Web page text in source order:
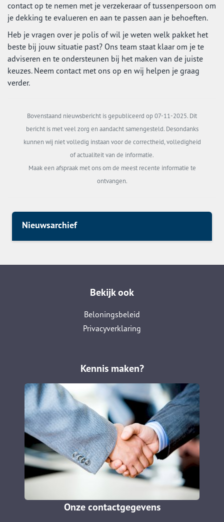
contact op te nemen met je verzekeraar of tussenpersoon om
je dekking te evalueren en aan te passen aan je behoeften.
Heb je vragen over je polis of wil je weten welk pakket het
beste bij jouw situatie past? Ons team staat klaar om je te
adviseren en te ondersteunen bij het maken van de juiste
keuzes. Neem contact met ons op en wij helpen je graag
verder.
Bovenstaand nieuwsbericht is gepubliceerd op 07-11-2025. Dit
bericht is met veel zorg en aandacht samengesteld. Desondanks
kunnen wij niet volledig instaan voor de correctheid, volledigheid
of actualiteit van de informatie.
Maak een afspraak met ons om de meest recente informatie te
ontvangen.
Nieuwsarchief
Bekijk ook
Beloningsbeleid
Privacyverklaring
Kennis maken?
Onze contactgegevens